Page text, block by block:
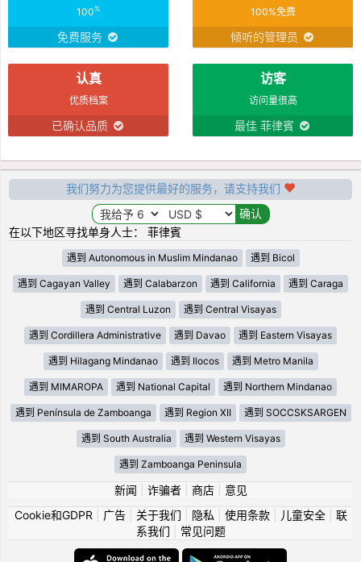
100%
免费服务
100%免费
倾听的管理员
认真
优质档案
已确认品质
访客
访问量很高
最佳 菲律賓
我们努力为您提供最好的服务，请支持我们
在以下地区寻找单身人士： 菲律賓
遇到 Autonomous in Muslim Mindanao 遇到 Bicol
遇到 Cagayan Valley 遇到 Calabarzon 遇到 California 遇到 Caraga
遇到 Central Luzon 遇到 Central Visayas
遇到 Cordillera Administrative 遇到 Davao 遇到 Eastern Visayas
遇到 Hilagang Mindanao 遇到 Ilocos 遇到 Metro Manila
遇到 MIMAROPA 遇到 National Capital 遇到 Northern Mindanao
遇到 Península de Zamboanga 遇到 Region XII 遇到 SOCCSKSARGEN
遇到 South Australia 遇到 Western Visayas
遇到 Zamboanga Peninsula
新闻 诈骗者| 商店| 意见
Cookie和GDPR
广告| 关于我们 隐私 使用条款| 儿童安全| 联
系我们
常见问题